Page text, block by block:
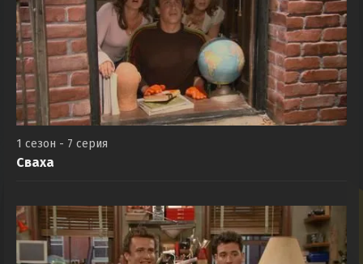
1 сезон - 7 серия
Сваха